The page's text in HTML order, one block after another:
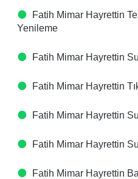
Fatih Mimar Hayrettin
Yenileme
Fatih Mimar Hayrettin
Fatih Mimar Hayrettin
Fatih Mimar Hayrettin Su
Fatih Mimar Hayrettin
Fatih Mimar Hayrettin